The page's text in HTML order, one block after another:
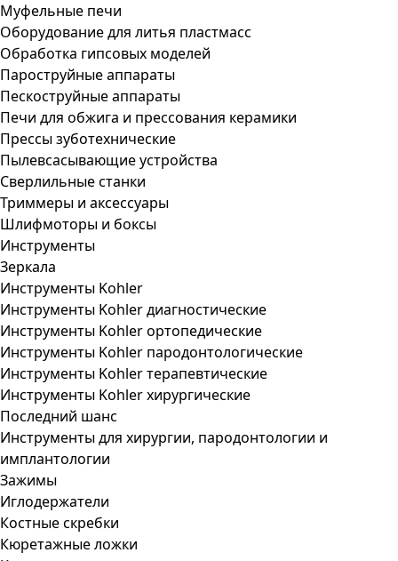
Муфельные печи
Оборудование для литья пластмасс
Обработка гипсовых моделей
Пароструйные аппараты
Пескоструйные аппараты
Печи для обжига и прессования керамики
Прессы зуботехнические
Пылевсасывающие устройства
Сверлильные станки
Триммеры и аксессуары
Шлифмоторы и боксы
Инструменты
Зеркала
Инструменты Kohler
Инструменты Kohler диагностические
Инструменты Kohler ортопедические
Инструменты Kohler пародонтологические
Инструменты Kohler терапевтические
Инструменты Kohler хирургические
Последний шанс
Инструменты для хирургии, пародонтологии и
имплантологии
Зажимы
Иглодержатели
Костные скребки
Кюретажные ложки